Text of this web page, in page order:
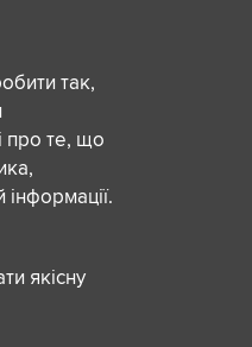
так,
про те, що
якісну